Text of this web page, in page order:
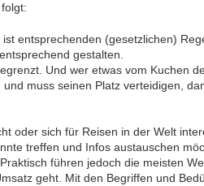
entsprechenden (gesetzlichen)
gestalten.
Und wer etwas vom Kuchen
muss seinen Platz verteidigen,
oder sich für Reisen in der Welt
treffen und Infos austauschen
führen jedoch die meisten
geht. Mit den Begriffen und